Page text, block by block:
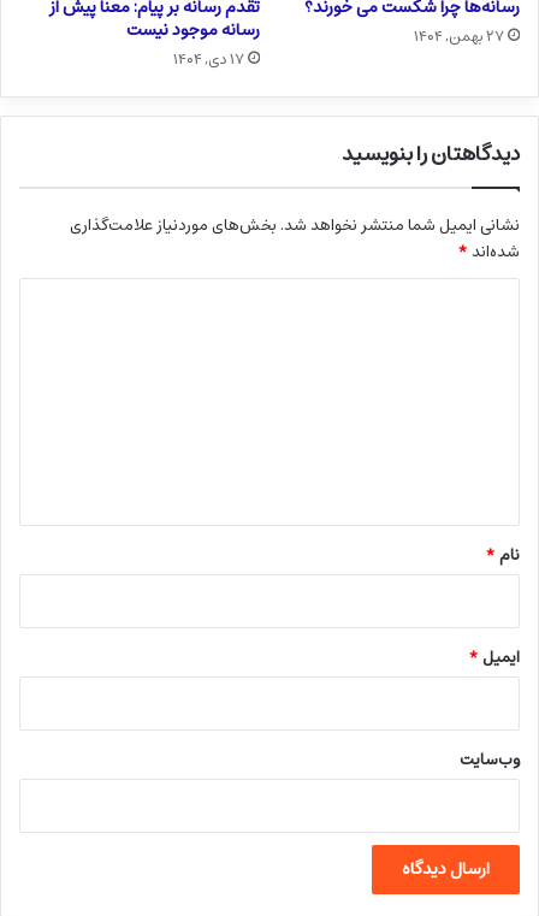
رسانه‌ها چرا شکست می خورند؟
۲۷ بهمن, ۱۴۰۴
تقدم رسانه بر پیام: معنا پیش از
رسانه موجود نیست
۱۷ دی, ۱۴۰۴
دیدگاهتان را بنویسید
نشانی ایمیل شما منتشر نخواهد شد. بخش‌های موردنیاز علامت‌گذاری
شده‌اند*
نام*
ایمیل*
وب‌سایت